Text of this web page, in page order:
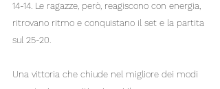
14-14. Le ragazze, però, reagiscono con energia,
ritrovano ritmo e conquistano il set e la partita
sul 25-20.
Una vittoria che chiude nel migliore dei modi